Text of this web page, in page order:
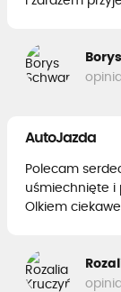
AutoJazda
Polecam
uśmiechnięte i
Olkiem